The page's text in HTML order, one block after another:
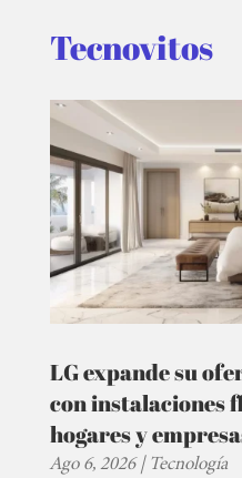
Tecnovitos
LG expande su
con instalaciones
hogares y
Ago 6, 2026|Tecnología